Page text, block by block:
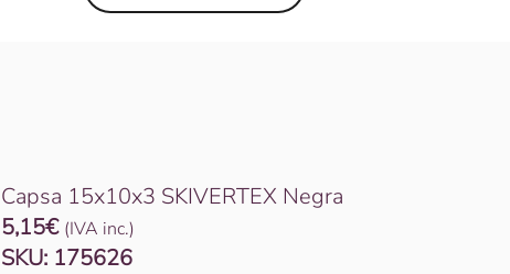
Capsa 15x10x3 SKIVERTEX Negra
5,15€ (IVA inc.)
SKU: 175626